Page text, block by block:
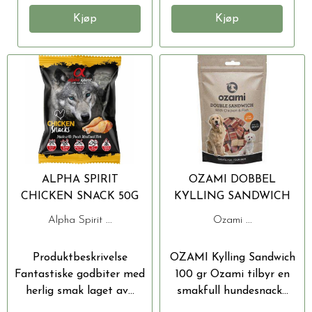
Kjøp Kjøp
ALPHA SPIRIT
CHICKEN SNACK 50G
Alpha Spirit ...
Produktbeskrivelse
Fantastiske godbiter med
herlig smak laget av...
OZAMI DOBBEL
KYLLING SANDWICH
100 GR
Ozami ...
OZAMI Kylling Sandwich
100 gr Ozami tilbyr en
smakfull hundesnack...